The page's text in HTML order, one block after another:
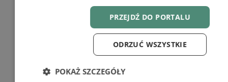
PRZEJDŹ DO PORTALU
ODRZUĆ WSZYSTKIE
POKAŻ SZCZEGÓŁY